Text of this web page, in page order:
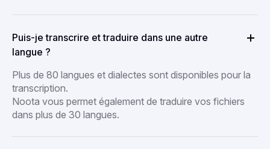
Puis-je transcrire et traduire dans une autre
langue ?
Plus de 80 langues et dialectes sont disponibles pour la
transcription.
Noota vous permet également de traduire vos fichiers
dans plus de 30 langues.